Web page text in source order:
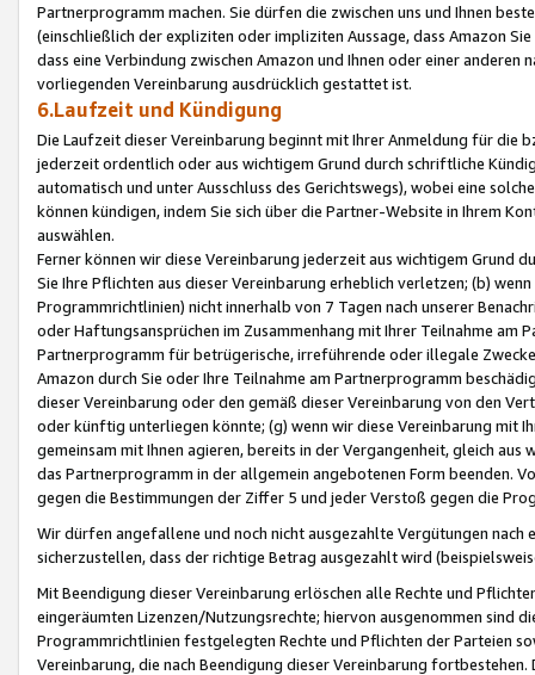
Partnerprogramm machen. Sie dürfen die zwischen uns und Ihnen
(einschließlich der expliziten oder impliziten Aussage, dass Amazon
dass eine Verbindung zwischen Amazon und Ihnen oder einer
vorliegenden Vereinbarung ausdrücklich gestattet ist.
6.Laufzeit und Kündigung
Die Laufzeit dieser Vereinbarung beginnt mit Ihrer Anmeldung für die
jederzeit ordentlich oder aus wichtigem Grund durch schriftliche
automatisch und unter Ausschluss des Gerichtswegs), wobei eine
können kündigen, indem Sie sich über die Partner-Website in Ihrem
auswählen.
Ferner können wir diese Vereinbarung jederzeit aus wichtigem Grund
Sie Ihre Pflichten aus dieser Vereinbarung erheblich verletzen; (b)
Programmrichtlinien) nicht innerhalb von 7 Tagen nach unserer
oder Haftungsansprüchen im Zusammenhang mit Ihrer Teilnahme am
Partnerprogramm für betrügerische, irreführende oder illegale
Amazon durch Sie oder Ihre Teilnahme am Partnerprogramm
dieser Vereinbarung oder den gemäß dieser Vereinbarung von den
oder künftig unterliegen könnte; (g) wenn wir diese Vereinbarung mit
gemeinsam mit Ihnen agieren, bereits in der Vergangenheit, gleich
das Partnerprogramm in der allgemein angebotenen Form beenden.
gegen die Bestimmungen der Ziffer 5 und jeder Verstoß gegen die
Wir dürfen angefallene und noch nicht ausgezahlte Vergütungen
sicherzustellen, dass der richtige Betrag ausgezahlt wird
Mit Beendigung dieser Vereinbarung erlöschen alle Rechte und
eingeräumten Lizenzen/Nutzungsrechte; hiervon ausgenommen sind
Programmrichtlinien festgelegten Rechte und Pflichten der Parteien
Vereinbarung, die nach Beendigung dieser Vereinbarung